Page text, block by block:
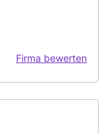
Firma bewerten